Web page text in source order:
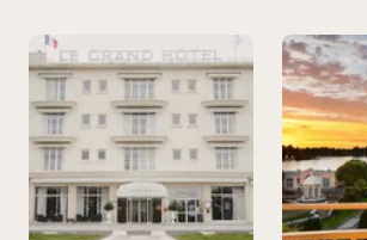
Enghien-les-Bains
Voir tous nos restaurants